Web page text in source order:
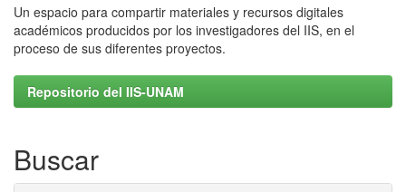
Un espacio para compartir materiales y recursos digitales
académicos producidos por los investigadores del IIS, en el
proceso de sus diferentes proyectos.
Repositorio del IIS-UNAM
Buscar